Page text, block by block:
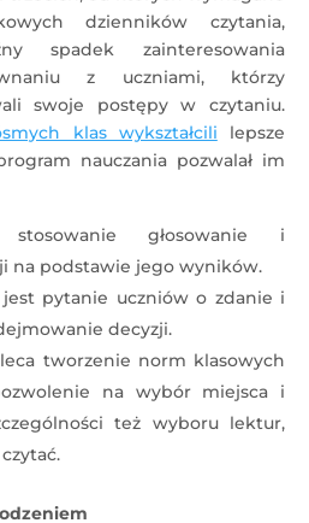
dzienników czytania,
spadek zainteresowania
z uczniami, którzy
swoje postępy w czytaniu.
klas wykształcili lepsze
nauczania pozwalał im
głosowanie i
na podstawie jego wyników.
pytanie uczniów o zdanie i
decyzji.
tworzenie norm klasowych
na wybór miejsca i
też wyboru lektur,